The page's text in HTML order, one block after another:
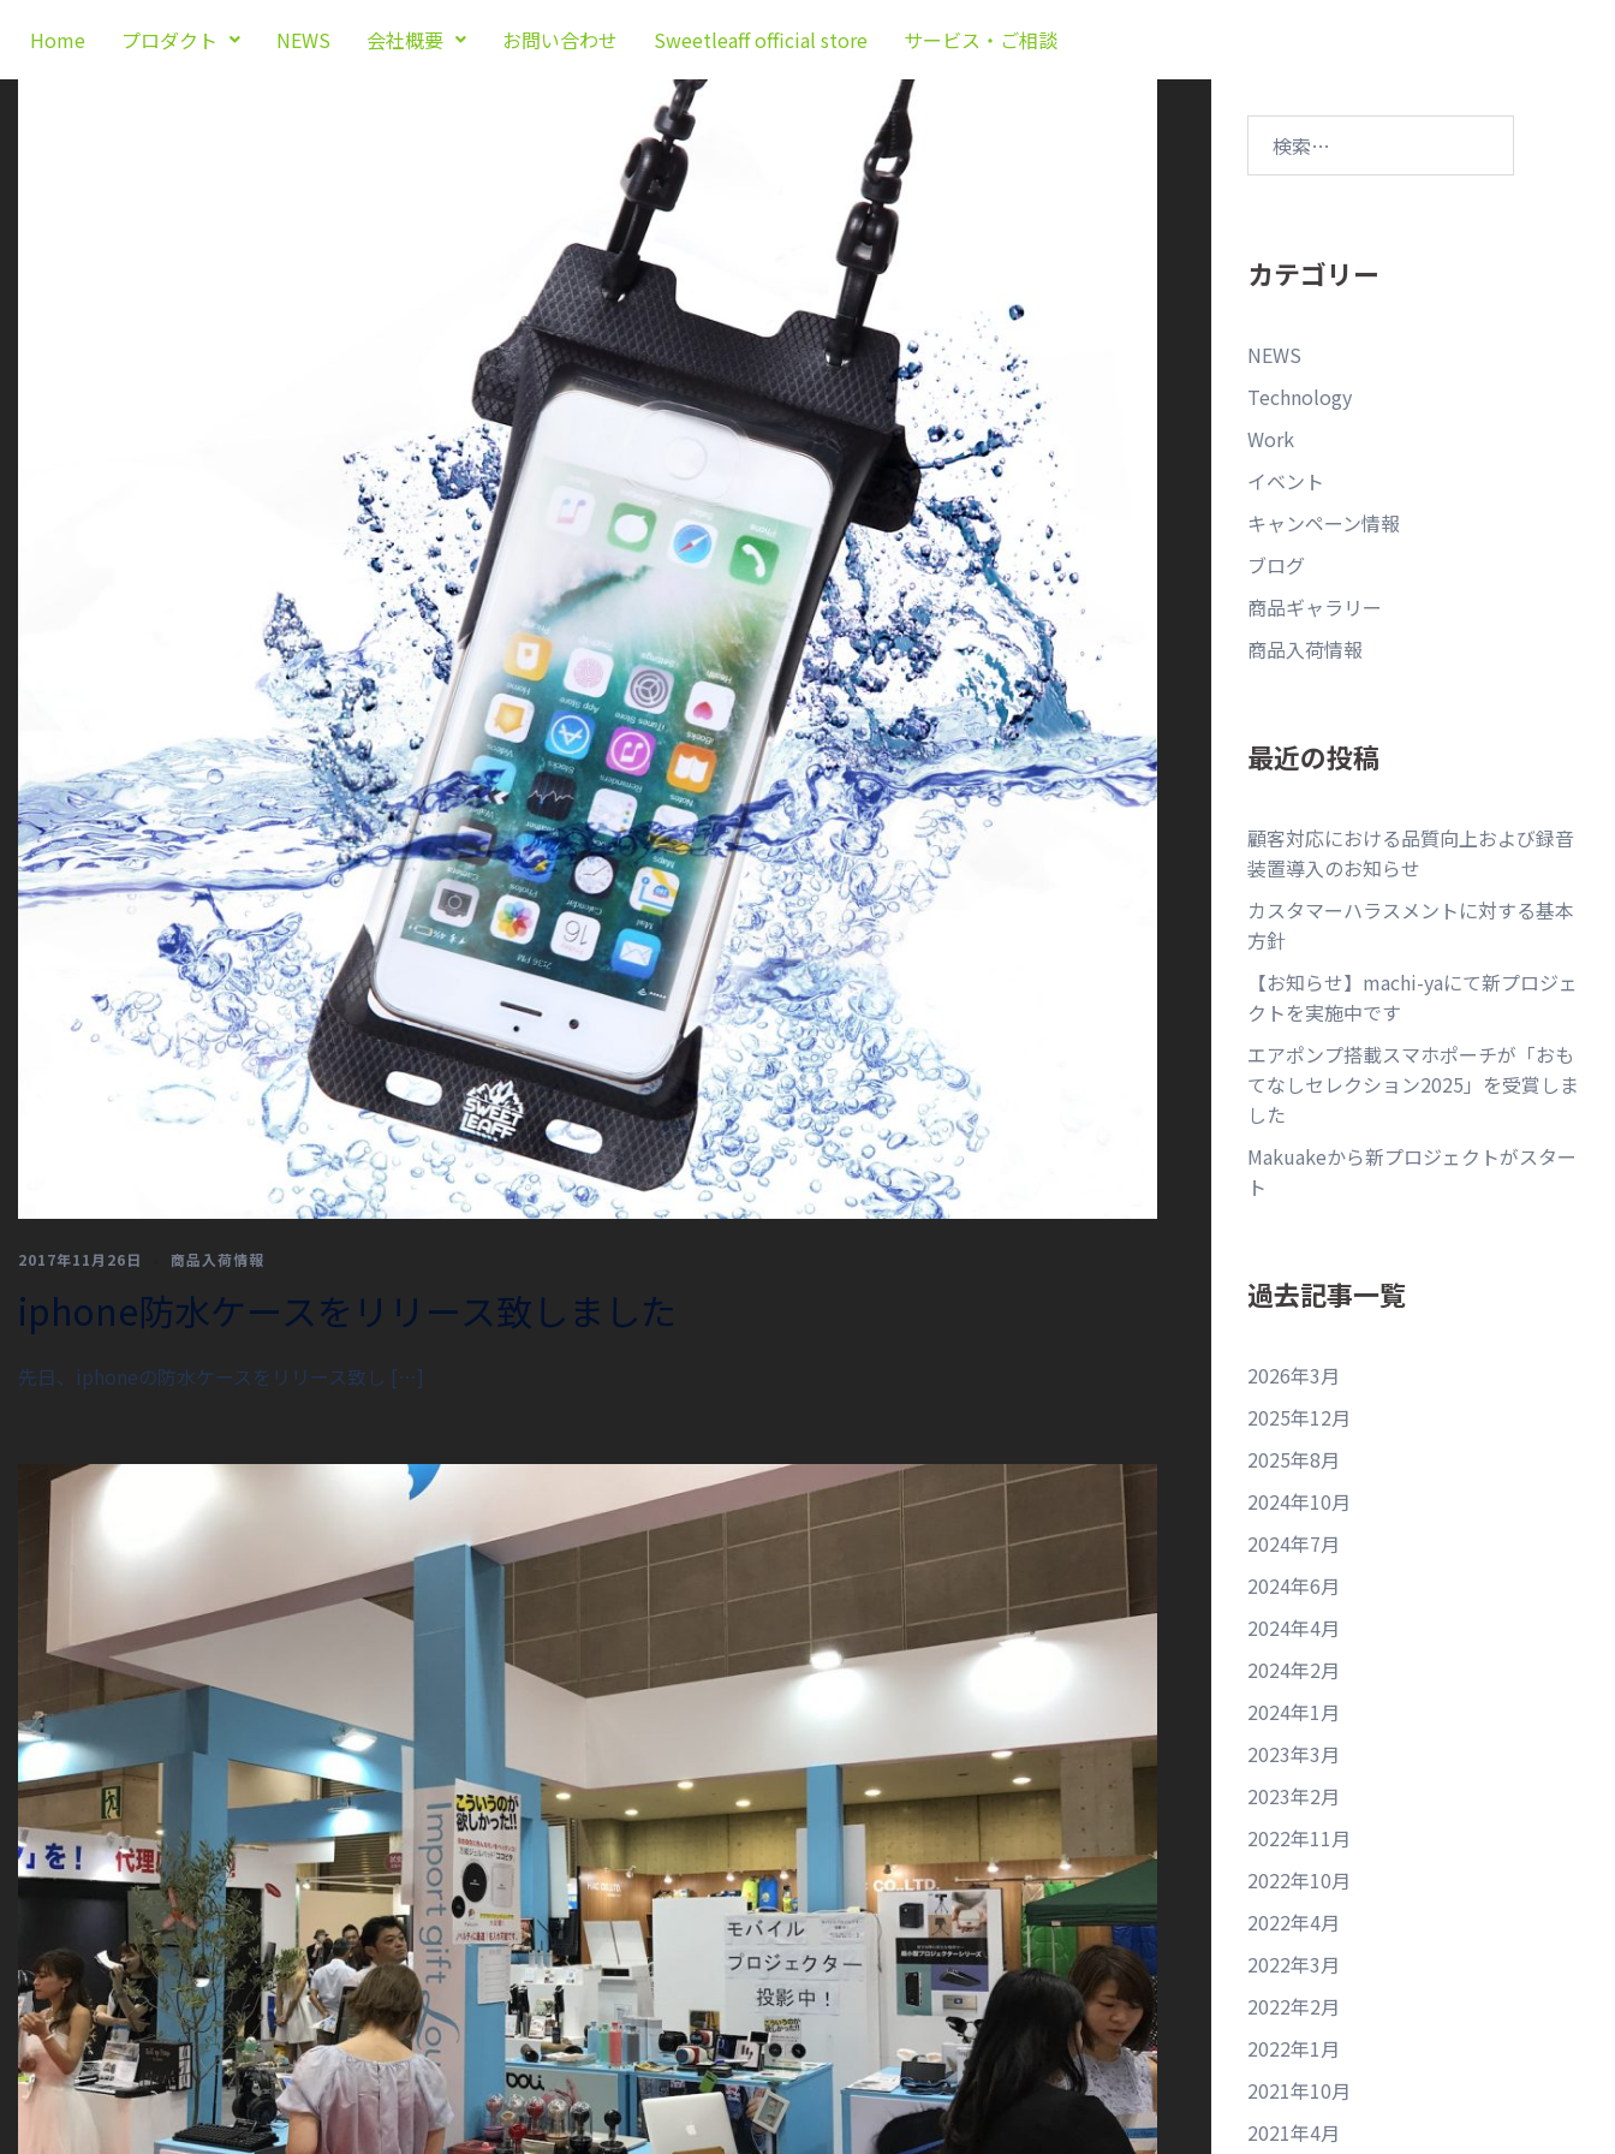
Home プロダクト NEWS 会社概要 お問い合わせ Sweetleaff official store サービス・ご相談
2017年11月26日 商品入荷情報
iphone防水ケースをリリース致しました
先日、iphoneの防水ケースをリリース致し […]
カテゴリー
NEWS
Technology
Work
イベント
キャンペーン情報
ブログ
商品ギャラリー
商品入荷情報
最近の投稿
顧客対応における品質向上および録音
装置導入のお知らせ
カスタマーハラスメントに対する基本
方針
【お知らせ】machi-yaにて新プロジェ
クトを実施中です
エアポンプ搭載スマホポーチが「おも
てなしセレクション2025」を受賞しま
した
Makuakeから新プロジェクトがスター
ト
過去記事一覧
2026年3月
2025年12月
2025年8月
2024年10月
2024年7月
2024年6月
2024年4月
2024年2月
2024年1月
2023年3月
2023年2月
2022年11月
2022年10月
2022年4月
2022年3月
2022年2月
2022年1月
2021年10月
2021年4月